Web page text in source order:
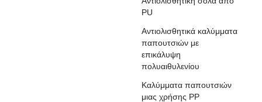
PU
Αντιολισθητικά καλύμματα
παπουτσιών με
επικάλυψη
πολυαιθυλενίου
Καλύμματα παπουτσιών
μιας χρήσης PP